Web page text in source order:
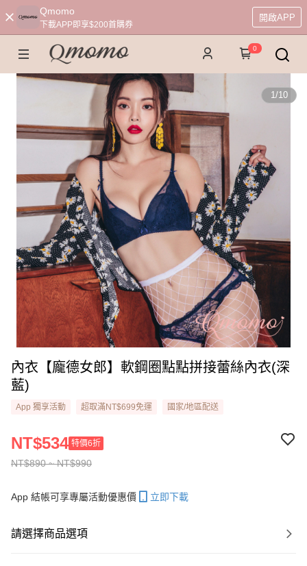
Qmomo
下載APP即享$200首購券
開啟APP
0
1/10
內衣【龐德女郎】軟鋼圈點點拼接蕾絲內衣(深
藍)
App 獨享活動 超取滿NT$699免運 國家/地區配送
NT$890 ~ NT$990
NT$534 特價6折
App 結帳可享專屬活動優惠價 立即下載
請選擇商品選項